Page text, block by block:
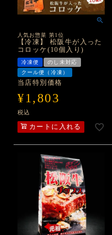
人気お惣菜 第1位
【冷凍】 松阪牛が入った
コロッケ(10個入り)
冷凍便
のし未対応
クール便（冷凍）
当店特別価格
¥1,803
税込
カートに入れる